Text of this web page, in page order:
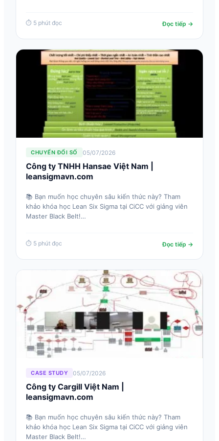
⏱ 5 phút đọc Đọc tiếp →
CHUYỂN ĐỔI SỐ 05/07/2026
Công ty TNHH Hansae Việt Nam |
leansigmavn.com
📚 Bạn muốn học chuyên sâu kiến thức này? Tham
khảo khóa học Lean Six Sigma tại CiCC với giảng viên
Master Black Belt!…
⏱ 5 phút đọc Đọc tiếp →
CASE STUDY 05/07/2026
Công ty Cargill Việt Nam |
leansigmavn.com
📚 Bạn muốn học chuyên sâu kiến thức này? Tham
khảo khóa học Lean Six Sigma tại CiCC với giảng viên
Master Black Belt!…